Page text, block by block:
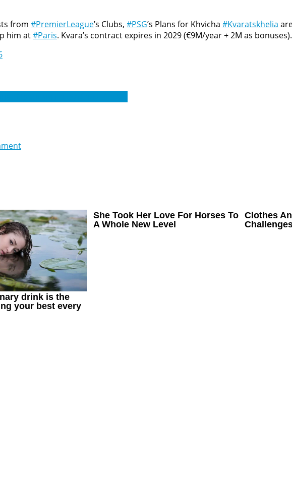
from #PremierLeague’s Clubs, #PSG’s Plans for Khvicha #Kvaratskhelia
him at#Paris. Kvara’s contract expires in 2029 (€9M/year + 2M as bonuses).